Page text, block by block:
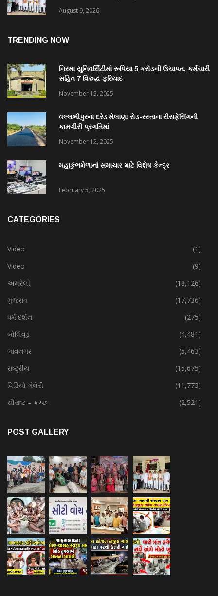
August 9, 2026
TRENDING NOW
નિરમા યુનિવર્સિટીમાં રૂપિયા 5 કરોડની ઉચાપત, કર્મચારી
સહિત 7 વિરુદ્ધ ફરિયાદ
November 15, 2025
વલ્લભીપુરના દરેડ મેલાણા રોડ-રસ્તાના રીસર્ફેસિંગની
કામગીરી પ્રગતિમાં
November 12, 2025
મહાકુંભમેળાનાં સમાચાર માટે વિશેષ કેન્દ્ર
February 5, 2025
CATEGORIES
Video
(1)
Video
(9)
અમરેલી
(18,126)
ગુજરાત
(17,736)
ધર્મ દર્શન
(275)
બોલિવૂડ
(4,481)
ભાવનગર
(5,463)
રાષ્ટ્રીય
(15,675)
વિડિયો ગેલેરી
(11,773)
સૌરાષ્ટ – કચ્છ
(2,521)
POST GALLERY